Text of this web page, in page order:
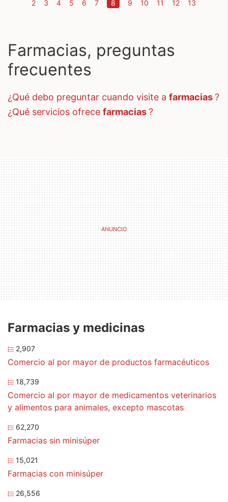
2 3 4 5 6 7 8 (current)
9 10 11 12 13
Farmacias, preguntas
frecuentes
¿qué debo preguntar cuando visite a farmacias?
¿qué servicios ofrece farmacias?
Farmacias y medicinas
2,907
Comercio al por mayor de productos farmacéuticos
18,739
Comercio al por mayor de medicamentos veterinarios
y alimentos para animales, excepto mascotas
62,270
Farmacias sin minisúper
15,021
Farmacias con minisúper
26,556